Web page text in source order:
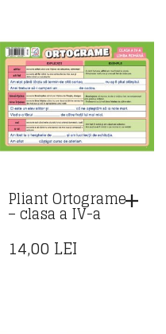
Pliant Ortograme
– clasa a IV-a
14,00 LEI